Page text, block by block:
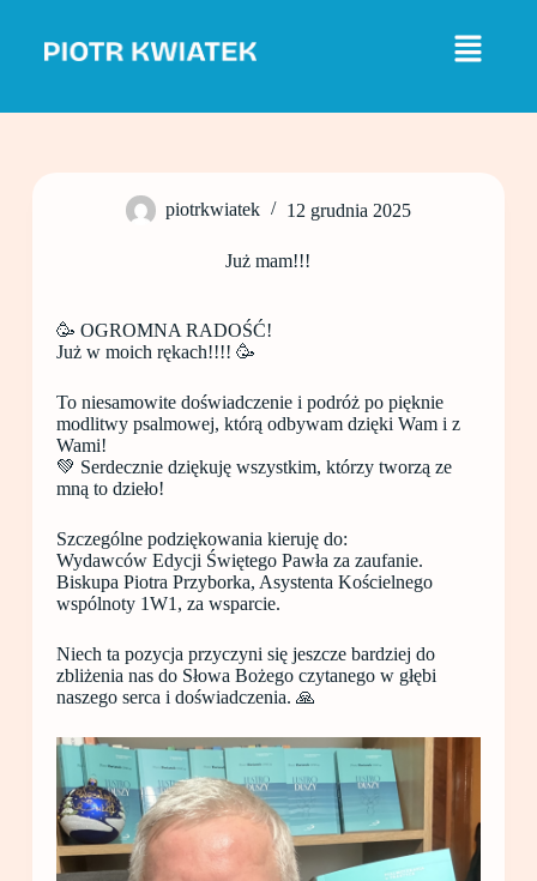
j
piotrkwiatek 12 grudnia 2025
Już mam!!!
🥳 OGROMNA RADOŚĆ!
Już w moich rękach!!!! 🥳
To niesamowite doświadczenie i podróż po pięknie
modlitwy psalmowej, którą odbywam dzięki Wam i z
Wami!
💚 Serdecznie dziękuję wszystkim, którzy tworzą ze
mną to dzieło!
Szczególne podziękowania kieruję do:
Wydawców Edycji Świętego Pawła za zaufanie.
Biskupa Piotra Przyborka, Asystenta Kościelnego
wspólnoty 1W1, za wsparcie.
Niech ta pozycja przyczyni się jeszcze bardziej do
zbliżenia nas do Słowa Bożego czytanego w głębi
naszego serca i doświadczenia. 🙏